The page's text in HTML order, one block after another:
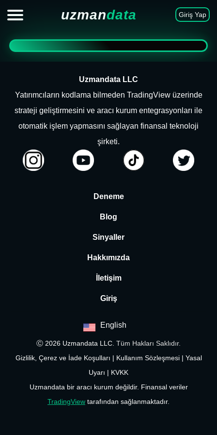
uzmandata Giriş Yap
Uzmandata LLC
Yatırımcıların kodlama bilmeden TradingView üzerinde
strateji geliştirmesini ve aracı kurum entegrasyonları ile
otomatik işlem yapmasını sağlayan finansal teknoloji
şirketi.
Deneme
Blog
Sinyaller
Hakkımızda
İletişim
Giriş
English
Ⓒ 2026 Uzmandata LLC. Tüm Hakları Saklıdır.
Gizlilik, Çerez ve İade Koşulları | Kullanım Sözleşmesi| Yasal
Uyarı | KVKK
Uzmandata bir aracı kurum değildir. Finansal veriler
TradingView tarafından sağlanmaktadır.